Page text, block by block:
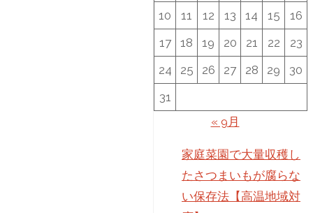
10
11 12 13 14 15
16
17
18 19 20 21 22
23
24
25 26 27 28 29
30
31
« 9月
家庭菜園で大量収穫し
たさつまいもが腐らな
い保存法【高温地域対